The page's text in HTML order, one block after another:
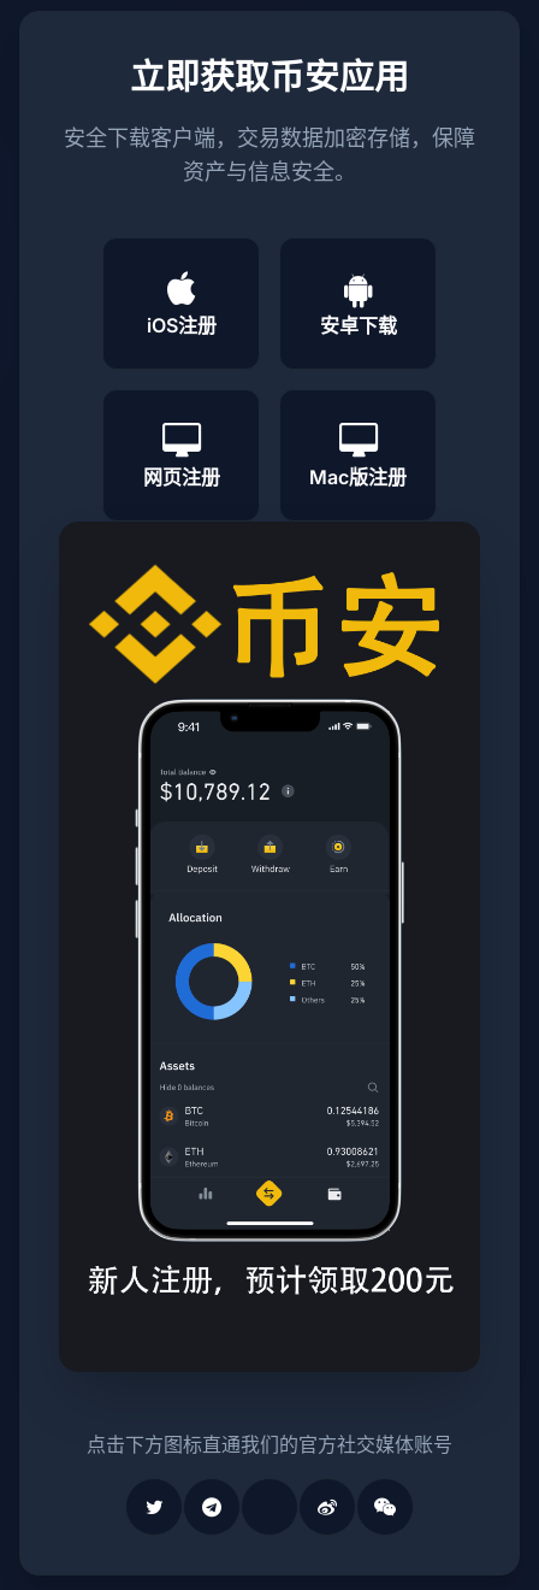
立即获取币安应用
安全下载客户端，交易数据加密存储，保障
资产与信息安全。
iOS注册 安卓下载
网页注册 Mac版注册
点击下方图标直通我们的官方社交媒体账号